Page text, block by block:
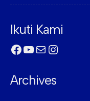
Ikuti Kami
Facebook
YouTube
MailInstagram
Archives